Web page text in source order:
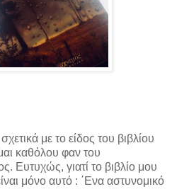
με το είδος του βιβλίου
καθόλου φαν του
Ευτυχώς, γιατί το βιβλίο μου
μόνο αυτό : ΄Ενα αστυνομικό